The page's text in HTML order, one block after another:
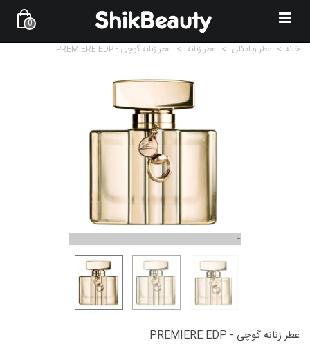
0
خانه > عطر و ادکلن > عطر زنانه > عطر زنانه گوچی - PREMIERE EDP
عطر زنانه گوچی - PREMIERE EDP